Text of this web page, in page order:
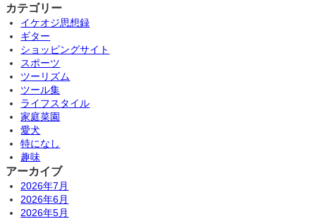
カテゴリー
イケオジ思想録
ギター
ショッピングサイト
スポーツ
ツーリズム
ツール集
ライフスタイル
家庭菜園
愛犬
特になし
趣味
アーカイブ
2026年7月
2026年6月
2026年5月